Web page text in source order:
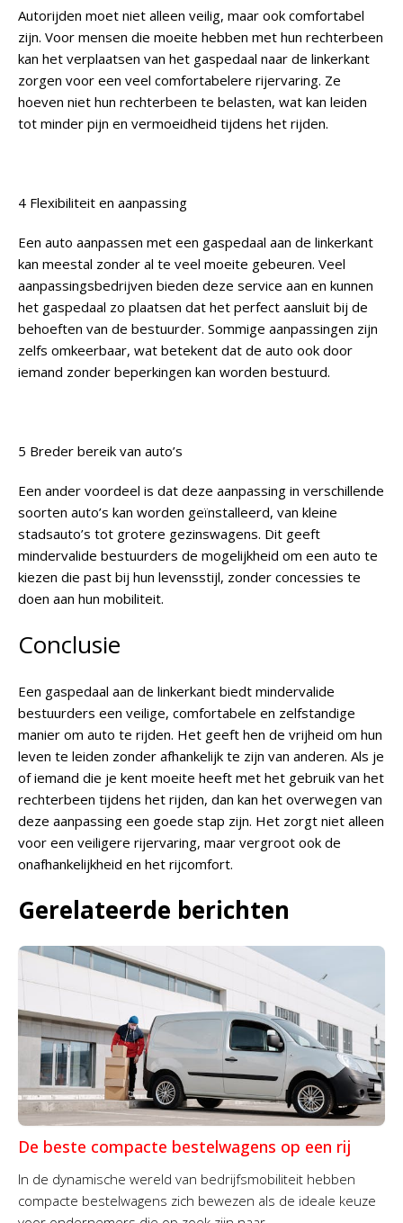
Autorijden moet niet alleen veilig, maar ook comfortabel
zijn. Voor mensen die moeite hebben met hun rechterbeen
kan het verplaatsen van het gaspedaal naar de linkerkant
zorgen voor een veel comfortabelere rijervaring. Ze
hoeven niet hun rechterbeen te belasten, wat kan leiden
tot minder pijn en vermoeidheid tijdens het rijden.
4 Flexibiliteit en aanpassing
Een auto aanpassen met een gaspedaal aan de linkerkant
kan meestal zonder al te veel moeite gebeuren. Veel
aanpassingsbedrijven bieden deze service aan en kunnen
het gaspedaal zo plaatsen dat het perfect aansluit bij de
behoeften van de bestuurder. Sommige aanpassingen zijn
zelfs omkeerbaar, wat betekent dat de auto ook door
iemand zonder beperkingen kan worden bestuurd.
5 Breder bereik van auto’s
Een ander voordeel is dat deze aanpassing in verschillende
soorten auto’s kan worden geïnstalleerd, van kleine
stadsauto’s tot grotere gezinswagens. Dit geeft
mindervalide bestuurders de mogelijkheid om een auto te
kiezen die past bij hun levensstijl, zonder concessies te
doen aan hun mobiliteit.
Conclusie
Een gaspedaal aan de linkerkant biedt mindervalide
bestuurders een veilige, comfortabele en zelfstandige
manier om auto te rijden. Het geeft hen de vrijheid om hun
leven te leiden zonder afhankelijk te zijn van anderen. Als je
of iemand die je kent moeite heeft met het gebruik van het
rechterbeen tijdens het rijden, dan kan het overwegen van
deze aanpassing een goede stap zijn. Het zorgt niet alleen
voor een veiligere rijervaring, maar vergroot ook de
onafhankelijkheid en het rijcomfort.
Gerelateerde berichten
De beste compacte bestelwagens op een rij
In de dynamische wereld van bedrijfsmobiliteit hebben
compacte bestelwagens zich bewezen als de ideale keuze